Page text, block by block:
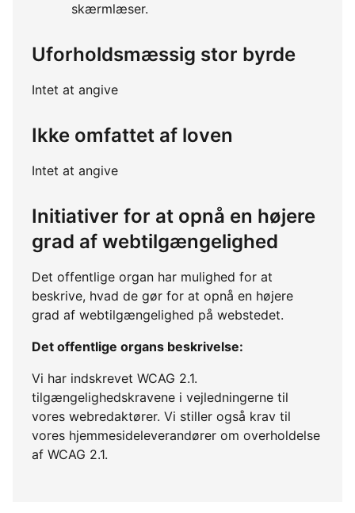
skærmlæser.
Uforholdsmæssig stor byrde
Intet at angive
Ikke omfattet af loven
Intet at angive
Initiativer for at opnå en højere
grad af webtilgængelighed
Det offentlige organ har mulighed for at
beskrive, hvad de gør for at opnå en højere
grad af webtilgængelighed på webstedet.
Det offentlige organs beskrivelse:
Vi har indskrevet WCAG 2.1.
tilgængelighedskravene i vejledningerne til
vores webredaktører. Vi stiller også krav til
vores hjemmesideleverandører om overholdelse
af WCAG 2.1.